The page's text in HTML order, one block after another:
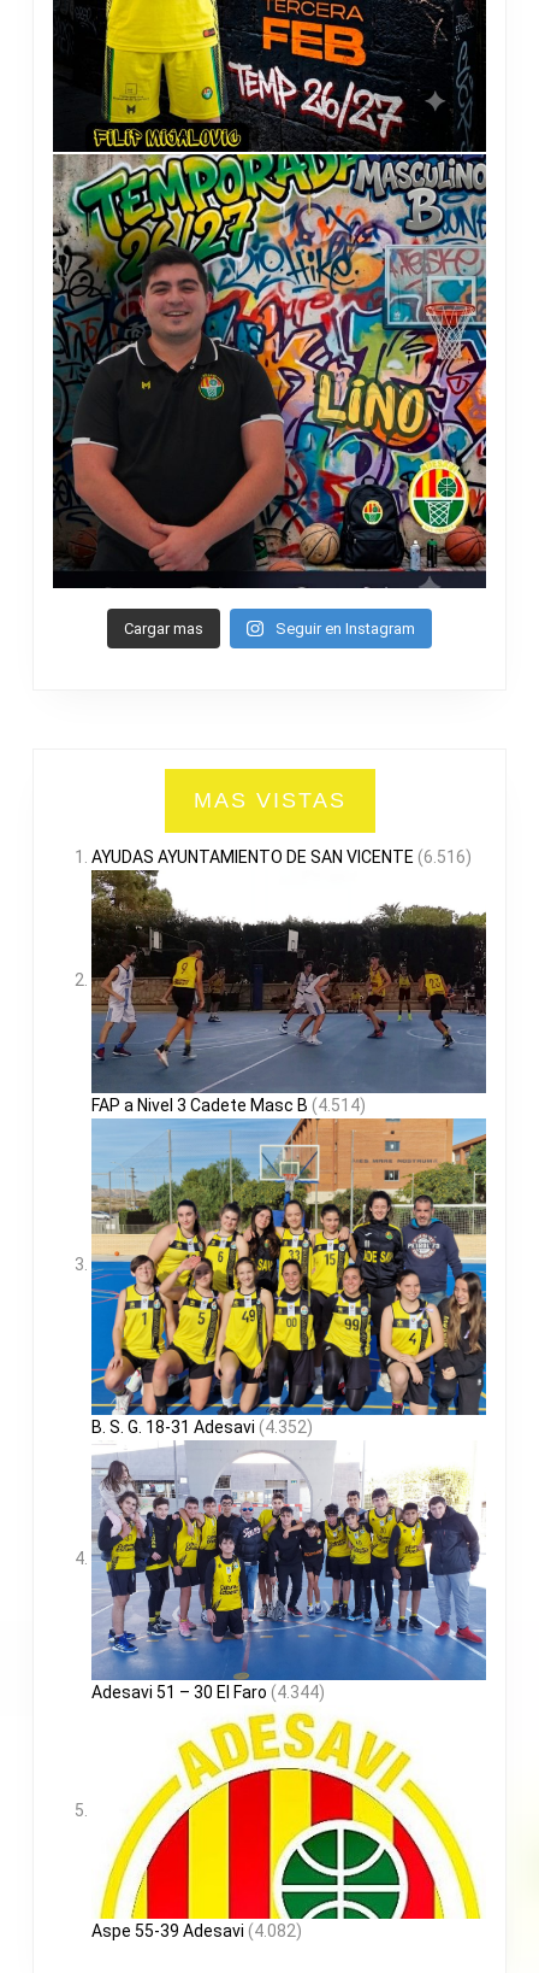
Cargar mas Seguir en Instagram
MAS VISTAS
AYUDAS AYUNTAMIENTO DE SAN VICENTE (6.516)
FAP a Nivel 3 Cadete Masc B (4.514)
B. S. G. 18-31 Adesavi (4.352)
Adesavi 51 – 30 El Faro (4.344)
Aspe 55-39 Adesavi (4.082)